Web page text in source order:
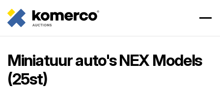
Miniatuur auto's NEX Models
(25st)